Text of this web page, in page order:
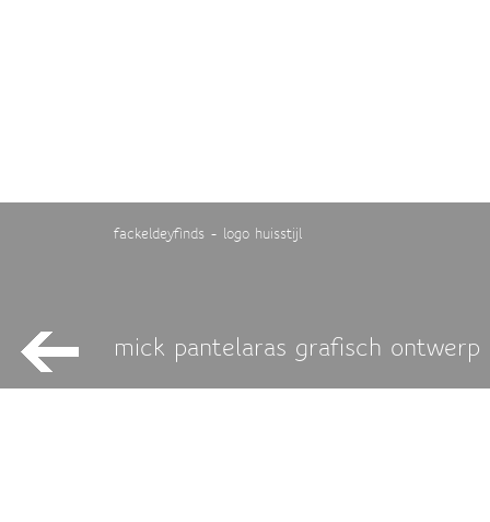
fackeldeyfinds - logo huisstijl
mick pantelaras grafisch ontwerp